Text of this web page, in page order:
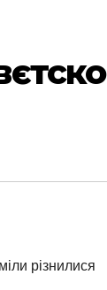
різнилися